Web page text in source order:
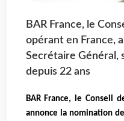
BAR France, le
opérant en France,
Secrétaire Général,
depuis 22 ans
BAR France, le Conseil
annonce la nomination